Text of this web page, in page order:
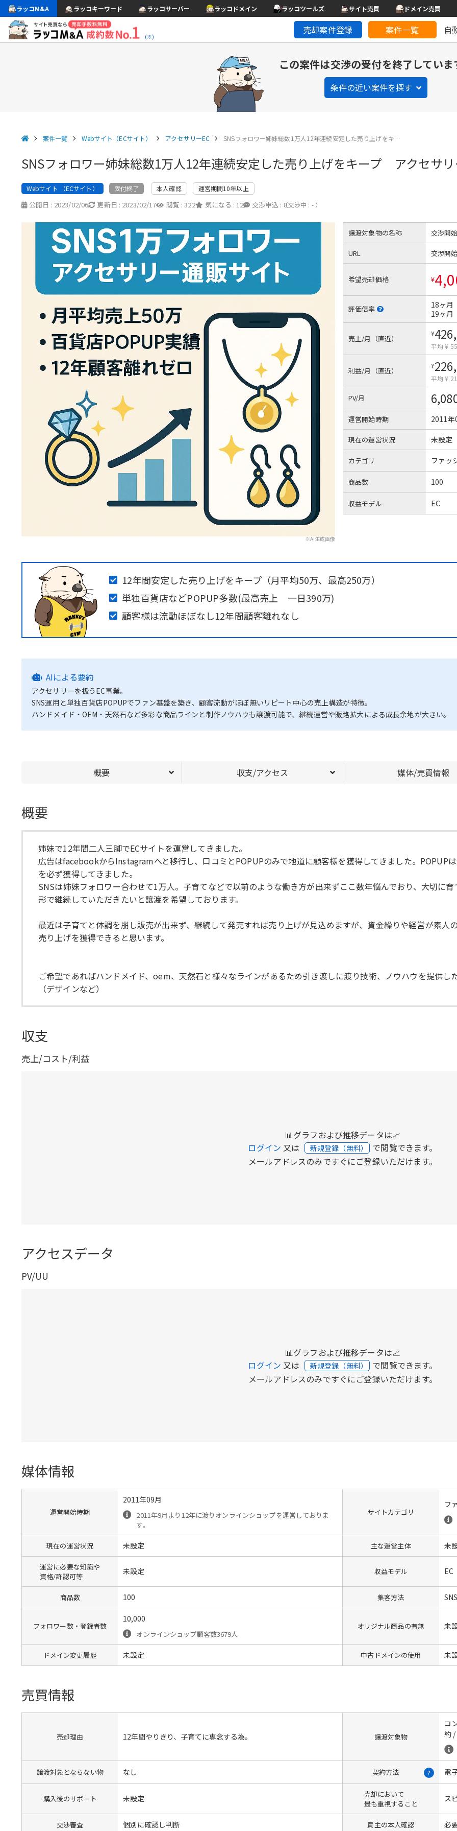
ラッコM&A ラッコキーワード ラッコサーバー ラッコドメイン ラッコツールズ サイト売買 ドメイン売買
(※)
売却案件登録 案件一覧 自
この案件は交渉の受付を終了していま
条件の近い案件を探す
案件一覧 Webサイト（ECサイト） アクセサリーEC SNSフォロワー姉妹総数1万人12年連続安定した売り上げをキ…
SNSフォロワー姉妹総数1万人12年連続安定した売り上げをキープ アクセサ
Webサイト （ECサイト） 受付終了 本人確認 運営期間10年以上
公開日 : 2023/02/06 更新日 : 2023/02/17 閲覧 :322 気になる : 12 交渉申込 : 8
（交渉中 : - ）
※AI生成画像
譲渡対象物の名称 交渉開
URL 交渉開
希望売却価格 ¥
評価倍率 18ヶ月
19ヶ月
売上/月（直近）
¥
平均 ¥
利益/月（直近）
¥
平均 ¥
PV/月
運営開始時期 2011年
現在の運営状況 未設定
カテゴリ ファッ
商品数 100
収益モデル EC
12年間安定した売り上げをキープ（月平均50万、最高250万）
単独百貨店などPOPUP多数(最高売上 一日390万)
顧客様は流動ほぼなし12年間顧客離れなし
AIによる要約
アクセサリーを扱うEC事業。
SNS運用と単独百貨店POPUPでファン基盤を築き、顧客流動がほぼ無いリピート中心の売上構造が特徴。
ハンドメイド・OEM・天然石など多彩な商品ラインと制作ノウハウも譲渡可能で、継続運営や販路拡大による成長余地が大きい。
概要 収支/アクセス 媒体/売買情報
概要
姉妹で12年間二人三脚でECサイトを運営してきました。
広告はfacebookからInstagramへと移行し、口コミとPOPUPのみで地道に顧客様を獲得してきました。POPUP
を必ず獲得してきました。
SNSは姉妹フォロワー合わせて1万人。子育てなどで以前のような働き方が出来ずここ数年悩んでおり、大切に
形で継続していただきたいと譲渡を希望しております。
最近は子育てと体調を崩し販売が出来ず、継続して発売すれば売り上げが見込めますが、資金繰りや経営が素人
売り上げを獲得できると思います。
ご希望であればハンドメイド、oem、天然石と様々なラインがあるため引き渡しに渡り技術、ノウハウを提供し
（デザインなど）
収支
売上/コスト/利益
📊グラフおよび推移データは📈
ログイン 又は 新規登録（無料） で閲覧できます。
メールアドレスのみですぐにご登録いただけます。
アクセスデータ
PV/UU
📊グラフおよび推移データは📈
ログイン 又は 新規登録（無料） で閲覧できます。
メールアドレスのみですぐにご登録いただけます。
媒体情報
運営開始時期
2011年09月
2011年9月より12年に渡りオンラインショップを運営しておりま
す。
サイトカテゴリ
フ
現在の運営状況 未設定 主な運営主体 未
運営に必要な知識や
資格/許認可等
未設定 収益モデル EC
商品数 100 集客方法 SNS
フォロワー数・登録者数
10,000
オンラインショップ顧客数3679人
オリジナル商品の有無 未
ドメイン変更履歴 未設定 中古ドメインの使用 未
売買情報
売却理由 12年間やりきり、子育てに専念する為。 譲渡対象物
コ
約 /
譲渡対象とならない物 なし 契約方法 ? 電
購入後のサポート 未設定
売却において
最も重視すること
ス
交渉審査 個別に確認し判断 買主の本人確認 必